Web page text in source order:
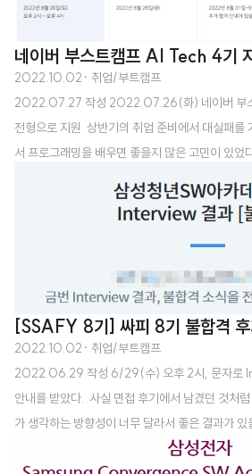
네이버 부스트캠프 AI Tech 4기
2022.10.02 · 취업/부트캠프
2022.07.27 작성 2022.07.26(화) 네이버 부
전형으로 지원 ​​ 상반기의 취업 준비에서 대실패를
서 프로그래밍을 배우면 좋을지 많은 고민이 있었
을 내리기가 쉽지 않았다. ​ 6월 말, 상반기의 결과
교육 과정이 있다. 구름(goorm)이라는 기업에서
로그램을 운영한다는 것이었다. 물론 카카오와 연
었는데 나와는 전혀 상관이 없어서 논외였다.(현
모집중이다) https://kdt.goorm.io/ 카카오엔터
[SSAFY 8기] 싸피 8기 불합격
2022.10.02 · 취업/부트캠프
2022.06.29 작성 6/29(수) 오후 2시, 문자로
안내를 받았다. ​ 사실 면접 후기에서 남겼던 것처
가 생각하는 방향성이 너무 달라서 좋은 결과가 있
(SSAFY 8기 면접 후기 링크) https://